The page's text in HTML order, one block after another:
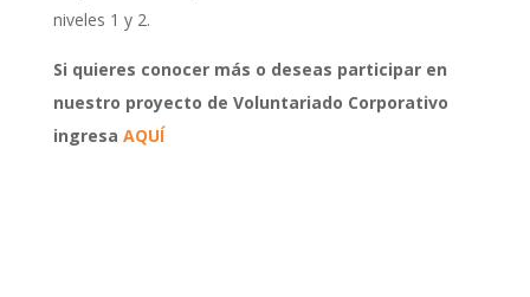
niveles 1 y 2.
Si quieres conocer más o deseas participar en
nuestro proyecto de Voluntariado Corporativo
ingresa AQUÍ